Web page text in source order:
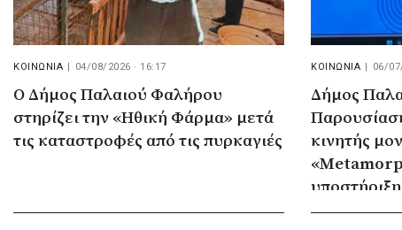
ΚΟΙΝΩΝΙΑ | 04/08/2026 · 16:17
Ο Δήμος Παλαιού Φαλήρου
στηρίζει την «Ηθική Φάρμα» μετά
τις καταστροφές από τις πυρκαγιές
ΚΟΙΝΩΝΙΑ | 06/
Δήμος
κινητής